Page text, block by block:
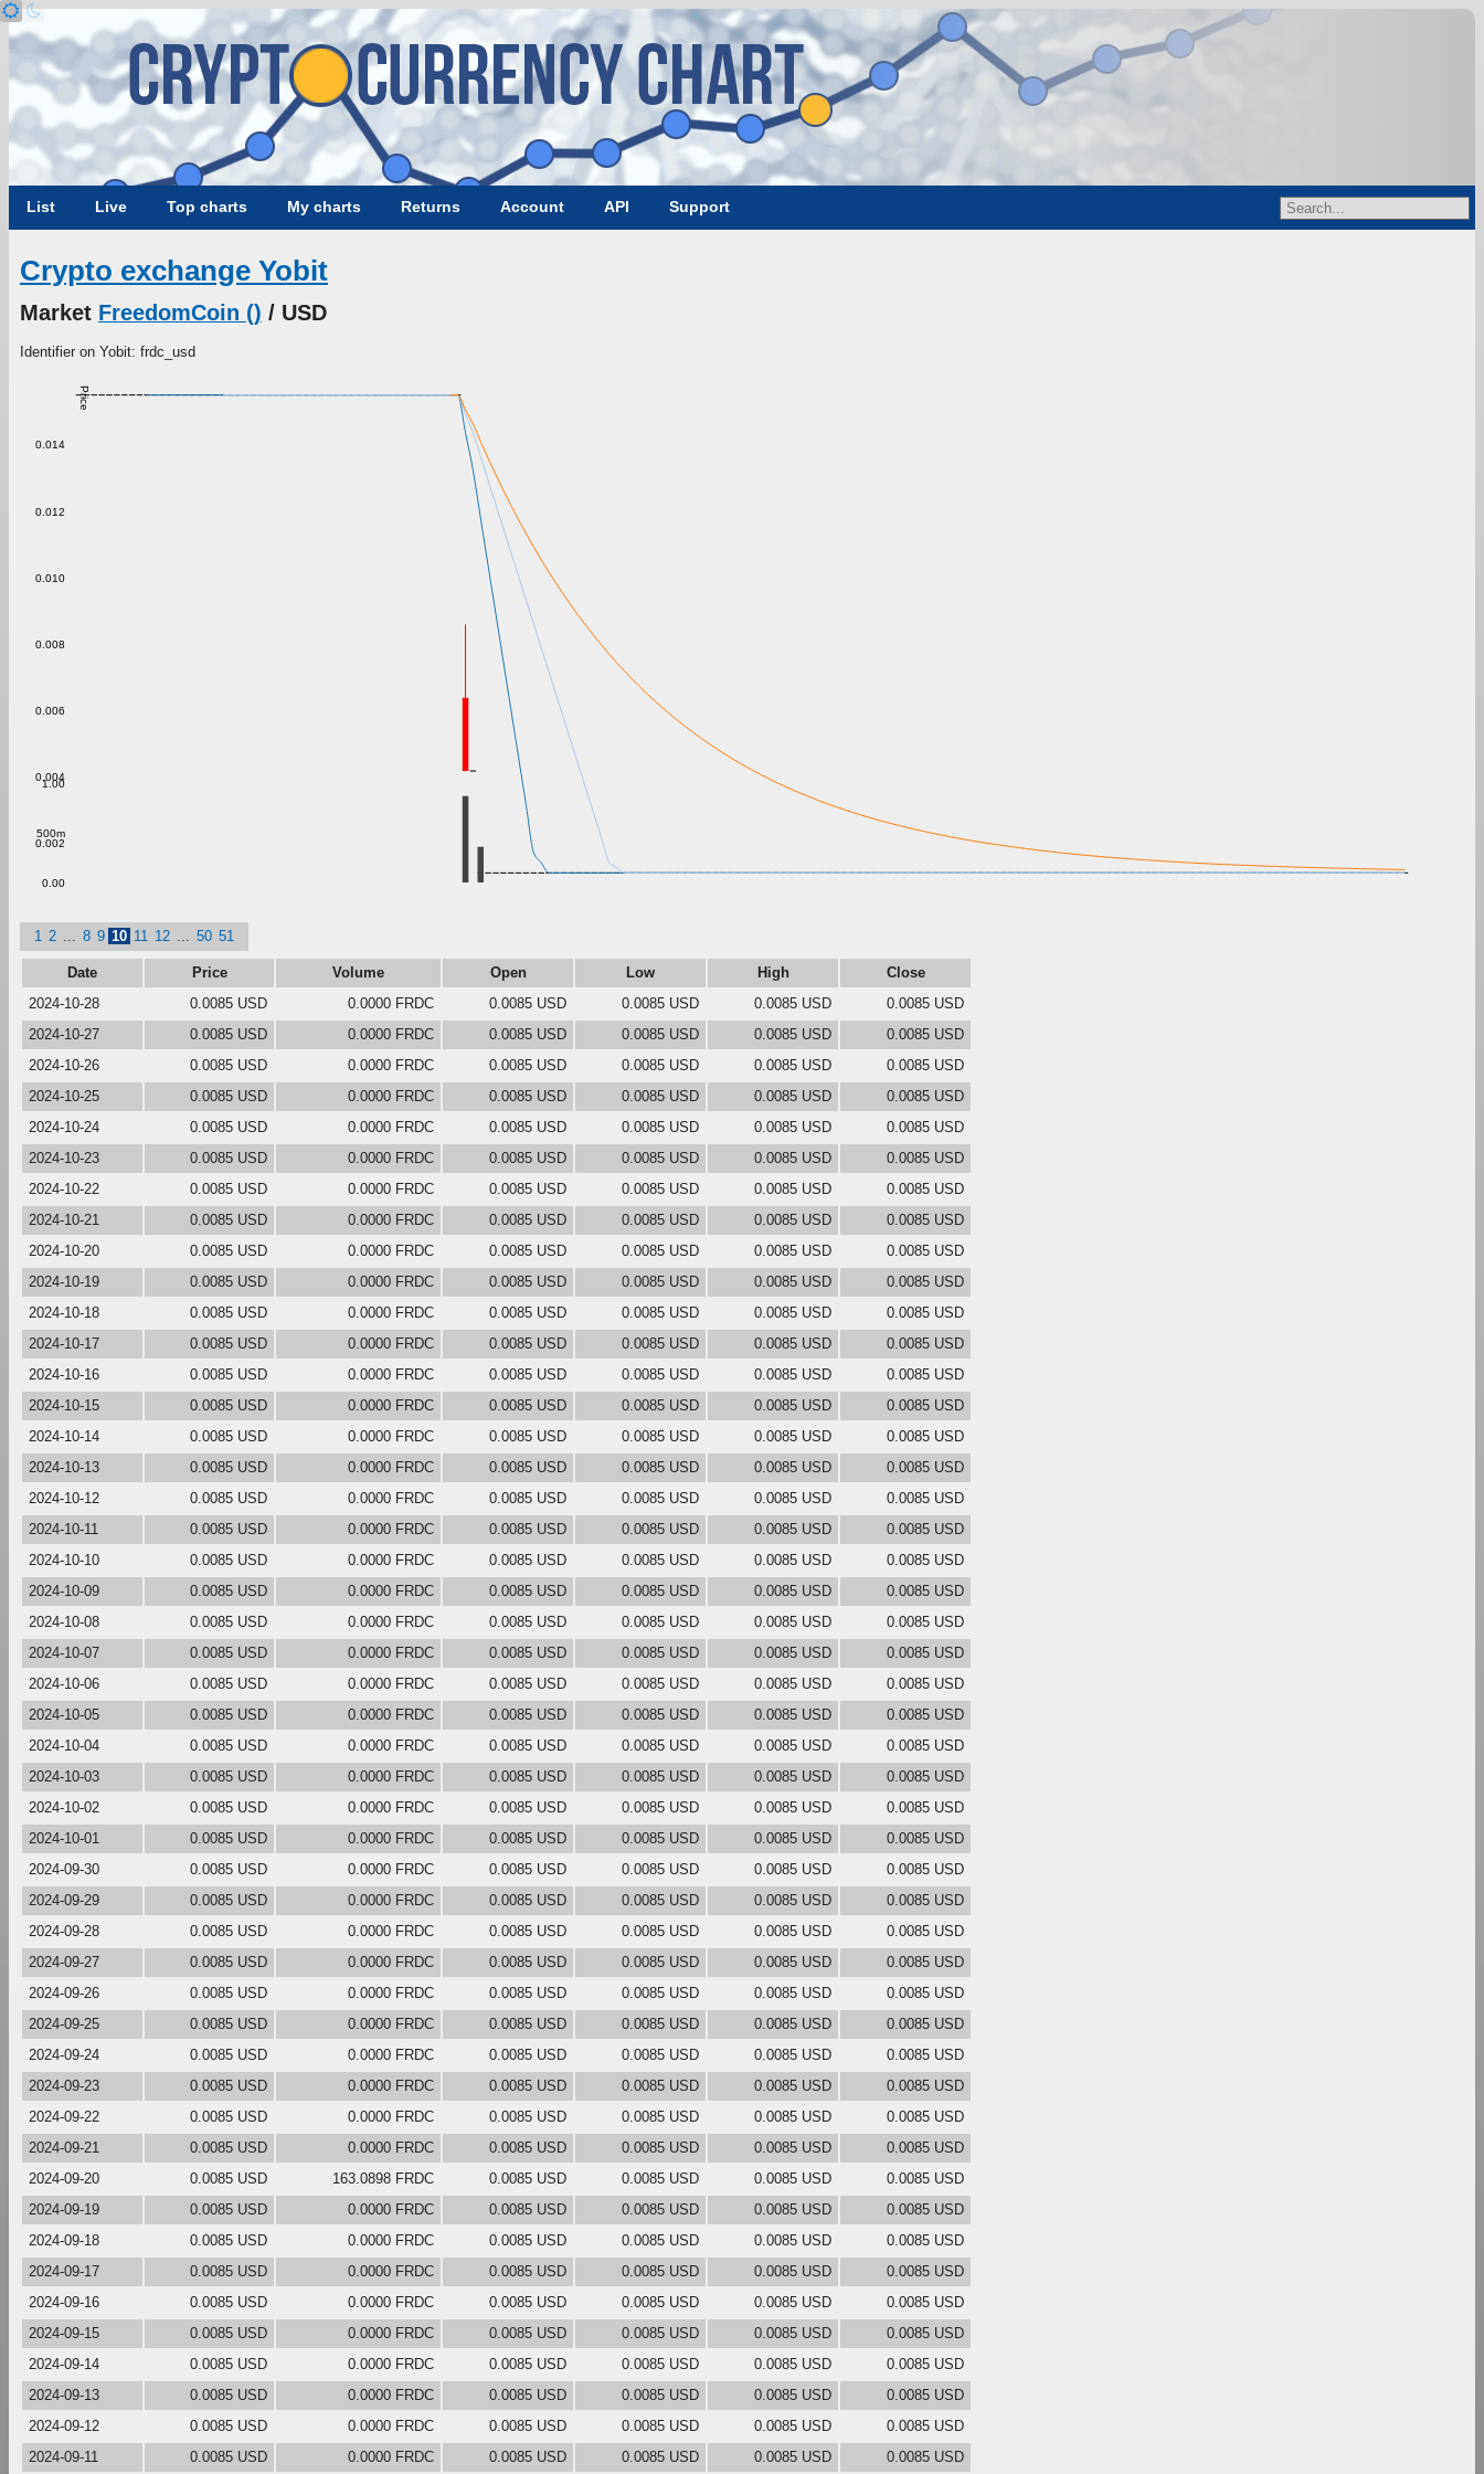
List Live Top charts My charts Returns Account API Support
Crypto exchange Yobit
Market FreedomCoin () / USD
Identifier on Yobit: frdc_usd
Price
0.002
0.004
0.006
0.008
0.010
0.012
0.014
0.00
500m
1.00
1 2 8 9 10 11 12 50 51
Date Price Volume Open Low High
Close
2024-10-28
0.0085 USD 0.0000 FRDC 0.0085 USD 0.0085 USD 0.0085 USD
0.0085 USD
2024-10-27
0.0085 USD 0.0000 FRDC 0.0085 USD 0.0085 USD 0.0085 USD
0.0085 USD
2024-10-26
0.0085 USD 0.0000 FRDC 0.0085 USD 0.0085 USD 0.0085 USD
0.0085 USD
2024-10-25
0.0085 USD 0.0000 FRDC 0.0085 USD 0.0085 USD 0.0085 USD
0.0085 USD
2024-10-24
0.0085 USD 0.0000 FRDC 0.0085 USD 0.0085 USD 0.0085 USD
0.0085 USD
2024-10-23
0.0085 USD 0.0000 FRDC 0.0085 USD 0.0085 USD 0.0085 USD
0.0085 USD
2024-10-22
0.0085 USD 0.0000 FRDC 0.0085 USD 0.0085 USD 0.0085 USD
0.0085 USD
2024-10-21
0.0085 USD 0.0000 FRDC 0.0085 USD 0.0085 USD 0.0085 USD
0.0085 USD
2024-10-20
0.0085 USD 0.0000 FRDC 0.0085 USD 0.0085 USD 0.0085 USD
0.0085 USD
2024-10-19
0.0085 USD 0.0000 FRDC 0.0085 USD 0.0085 USD 0.0085 USD
0.0085 USD
2024-10-18
0.0085 USD 0.0000 FRDC 0.0085 USD 0.0085 USD 0.0085 USD
0.0085 USD
2024-10-17
0.0085 USD 0.0000 FRDC 0.0085 USD 0.0085 USD 0.0085 USD
0.0085 USD
2024-10-16
0.0085 USD 0.0000 FRDC 0.0085 USD 0.0085 USD 0.0085 USD
0.0085 USD
2024-10-15
0.0085 USD 0.0000 FRDC 0.0085 USD 0.0085 USD 0.0085 USD
0.0085 USD
2024-10-14
0.0085 USD 0.0000 FRDC 0.0085 USD 0.0085 USD 0.0085 USD
0.0085 USD
2024-10-13
0.0085 USD 0.0000 FRDC 0.0085 USD 0.0085 USD 0.0085 USD
0.0085 USD
2024-10-12
0.0085 USD 0.0000 FRDC 0.0085 USD 0.0085 USD 0.0085 USD
0.0085 USD
2024-10-11
0.0085 USD 0.0000 FRDC 0.0085 USD 0.0085 USD 0.0085 USD
0.0085 USD
2024-10-10
0.0085 USD 0.0000 FRDC 0.0085 USD 0.0085 USD 0.0085 USD
0.0085 USD
2024-10-09
0.0085 USD 0.0000 FRDC 0.0085 USD 0.0085 USD 0.0085 USD
0.0085 USD
2024-10-08
0.0085 USD 0.0000 FRDC 0.0085 USD 0.0085 USD 0.0085 USD
0.0085 USD
2024-10-07
0.0085 USD 0.0000 FRDC 0.0085 USD 0.0085 USD 0.0085 USD
0.0085 USD
2024-10-06
0.0085 USD 0.0000 FRDC 0.0085 USD 0.0085 USD 0.0085 USD
0.0085 USD
2024-10-05
0.0085 USD 0.0000 FRDC 0.0085 USD 0.0085 USD 0.0085 USD
0.0085 USD
2024-10-04
0.0085 USD 0.0000 FRDC 0.0085 USD 0.0085 USD 0.0085 USD
0.0085 USD
2024-10-03
0.0085 USD 0.0000 FRDC 0.0085 USD 0.0085 USD 0.0085 USD
0.0085 USD
2024-10-02
0.0085 USD 0.0000 FRDC 0.0085 USD 0.0085 USD 0.0085 USD
0.0085 USD
2024-10-01
0.0085 USD 0.0000 FRDC 0.0085 USD 0.0085 USD 0.0085 USD
0.0085 USD
2024-09-30
0.0085 USD 0.0000 FRDC 0.0085 USD 0.0085 USD 0.0085 USD
0.0085 USD
2024-09-29
0.0085 USD 0.0000 FRDC 0.0085 USD 0.0085 USD 0.0085 USD
0.0085 USD
2024-09-28
0.0085 USD 0.0000 FRDC 0.0085 USD 0.0085 USD 0.0085 USD
0.0085 USD
2024-09-27
0.0085 USD 0.0000 FRDC 0.0085 USD 0.0085 USD 0.0085 USD
0.0085 USD
2024-09-26
0.0085 USD 0.0000 FRDC 0.0085 USD 0.0085 USD 0.0085 USD
0.0085 USD
2024-09-25
0.0085 USD 0.0000 FRDC 0.0085 USD 0.0085 USD 0.0085 USD
0.0085 USD
2024-09-24
0.0085 USD 0.0000 FRDC 0.0085 USD 0.0085 USD 0.0085 USD
0.0085 USD
2024-09-23
0.0085 USD 0.0000 FRDC 0.0085 USD 0.0085 USD 0.0085 USD
0.0085 USD
2024-09-22
0.0085 USD 0.0000 FRDC 0.0085 USD 0.0085 USD 0.0085 USD
0.0085 USD
2024-09-21
0.0085 USD 0.0000 FRDC 0.0085 USD 0.0085 USD 0.0085 USD
0.0085 USD
2024-09-20
0.0085 USD 163.0898 FRDC 0.0085 USD 0.0085 USD 0.0085 USD
0.0085 USD
2024-09-19
0.0085 USD 0.0000 FRDC 0.0085 USD 0.0085 USD 0.0085 USD
0.0085 USD
2024-09-18
0.0085 USD 0.0000 FRDC 0.0085 USD 0.0085 USD 0.0085 USD
0.0085 USD
2024-09-17
0.0085 USD 0.0000 FRDC 0.0085 USD 0.0085 USD 0.0085 USD
0.0085 USD
2024-09-16
0.0085 USD 0.0000 FRDC 0.0085 USD 0.0085 USD 0.0085 USD
0.0085 USD
2024-09-15
0.0085 USD 0.0000 FRDC 0.0085 USD 0.0085 USD 0.0085 USD
0.0085 USD
2024-09-14
0.0085 USD 0.0000 FRDC 0.0085 USD 0.0085 USD 0.0085 USD
0.0085 USD
2024-09-13
0.0085 USD 0.0000 FRDC 0.0085 USD 0.0085 USD 0.0085 USD
0.0085 USD
2024-09-12
0.0085 USD 0.0000 FRDC 0.0085 USD 0.0085 USD 0.0085 USD
0.0085 USD
2024-09-11
0.0085 USD 0.0000 FRDC 0.0085 USD 0.0085 USD 0.0085 USD 0.0085 USD